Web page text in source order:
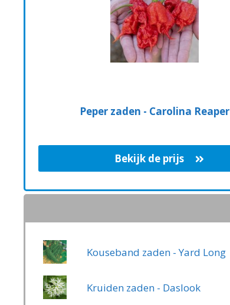
Peper zaden - Carolina Reaper
Bekijk de prijs
Kouseband zaden - Yard Long
Kruiden zaden - Daslook